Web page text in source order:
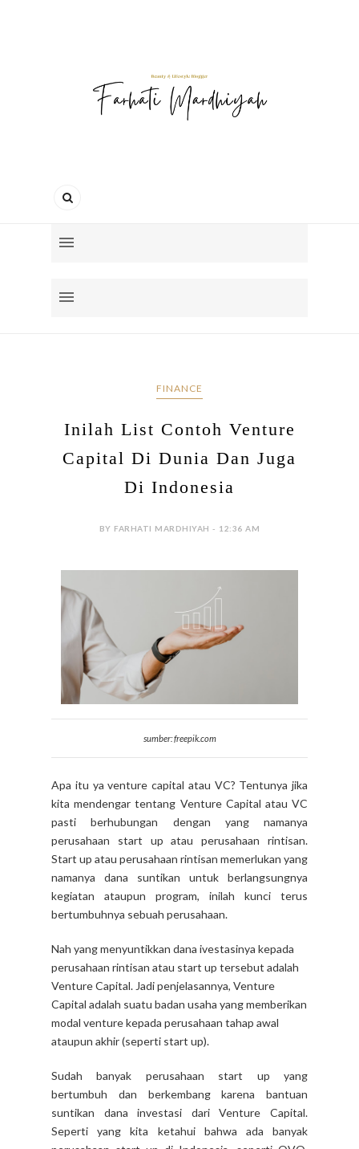
FINANCE
Inilah List Contoh Venture
Capital Di Dunia Dan Juga
Di Indonesia
BY FARHATI MARDHIYAH - 12:36 AM
sumber: freepik.com
Apa itu ya venture capital atau VC? Tentunya jika
kita mendengar tentang Venture Capital atau VC
pasti berhubungan dengan yang namanya
perusahaan start up atau perusahaan rintisan.
Start up atau perusahaan rintisan memerlukan yang
namanya dana suntikan untuk berlangsungnya
kegiatan ataupun program, inilah kunci terus
bertumbuhnya sebuah perusahaan.
Nah yang menyuntikkan dana ivestasinya kepada
perusahaan rintisan atau start up tersebut adalah
Venture Capital. Jadi penjelasannya, Venture
Capital adalah suatu badan usaha yang memberikan
modal venture kepada perusahaan tahap awal
ataupun akhir (seperti start up).
Sudah banyak perusahaan start up yang
bertumbuh dan berkembang karena bantuan
suntikan dana investasi dari Venture Capital.
Seperti yang kita ketahui bahwa ada banyak